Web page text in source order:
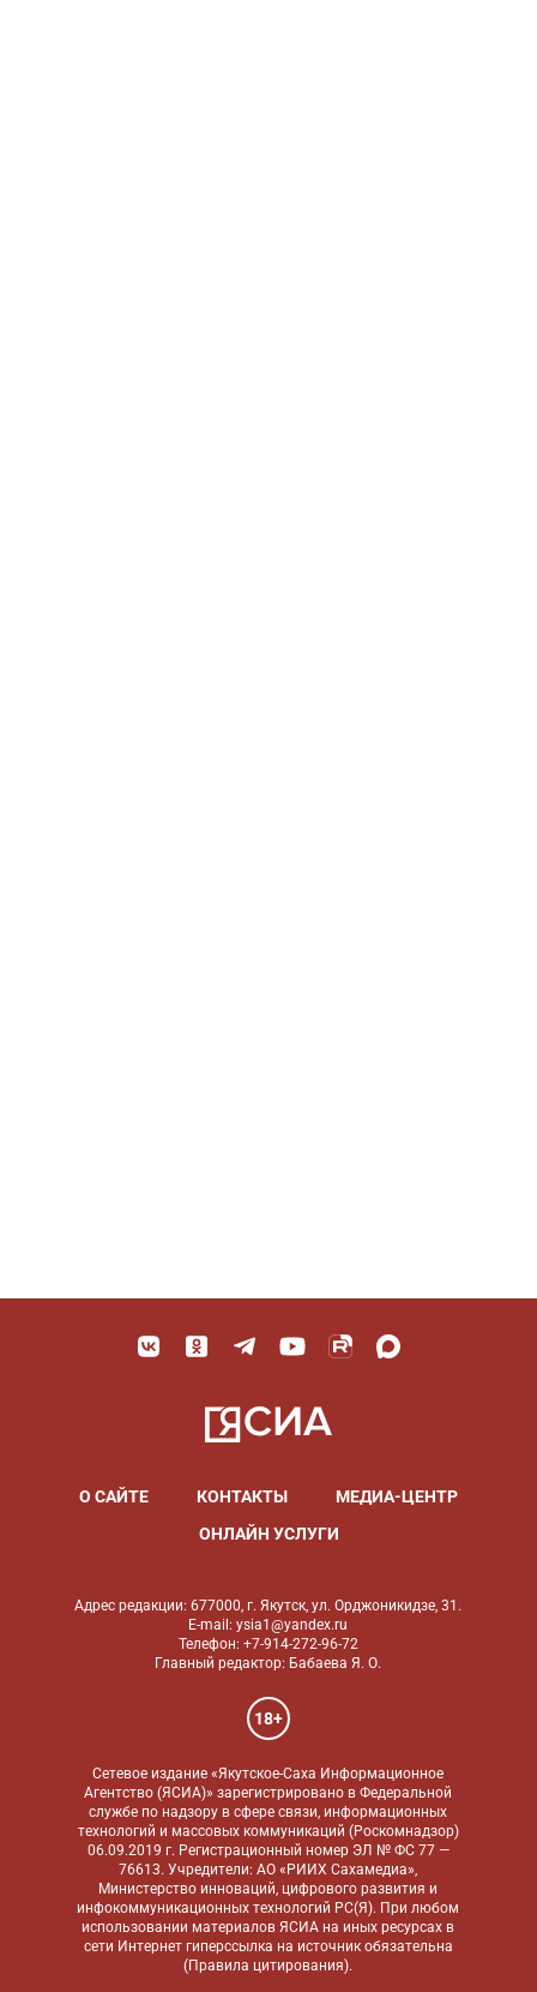
О САЙТЕ КОНТАКТЫ
МЕДИА-ЦЕНТР
ОНЛАЙН УСЛУГИ
Адрес редакции: 677000, г. Якутск, ул. Орджоникидзе, 31.
E-mail: ysia1@yandex.ru
Телефон: +7-914-272-96-72
Главный редактор: Бабаева Я. О.
18+
Сетевое издание «Якутское-Саха Информационное
Агентство (ЯСИА)» зарегистрировано в Федеральной
службе по надзору в сфере связи, информационных
технологий и массовых коммуникаций (Роскомнадзор)
06.09.2019 г. Регистрационный номер ЭЛ № ФС 77 —
76613. Учредители: АО «РИИХ Сахамедиа»,
Министерство инноваций, цифрового развития и
инфокоммуникационных технологий РС(Я). При любом
использовании материалов ЯСИА на иных ресурсах в
сети Интернет гиперссылка на источник обязательна
(Правила цитирования).